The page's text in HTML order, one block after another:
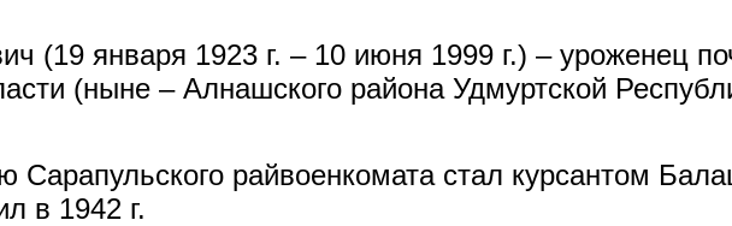
(19 января 1923 г. – 10 июня 1999 г.) – уроженец
(ныне – Алнашского района Удмуртской
Сарапульского райвоенкомата стал курсантом
в 1942 г.